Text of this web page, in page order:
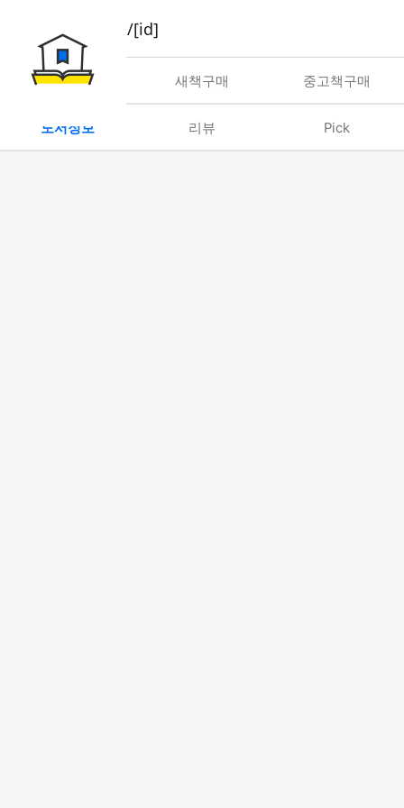
book/rent/[id]
대여 새책구매 중고책구매
도서정보 리뷰 Pick